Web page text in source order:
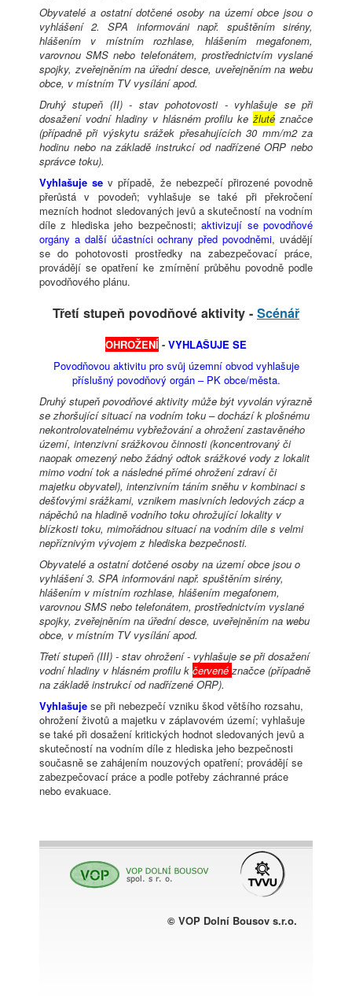
Obyvatelé a ostatní dotčené osoby na území obce jsou o
vyhlášení 2. SPA informováni např. spuštěním sirény,
hlášením v místním rozhlase, hlášením megafonem,
varovnou SMS nebo telefonátem, prostřednictvím vyslané
spojky, zveřejněním na úřední desce, uveřejněním na webu
obce, v místním TV vysílání apod.
Druhý stupeň (II) - stav pohotovosti - vyhlašuje se při
dosažení vodní hladiny v hlásném profilu kežluté značce
(případně při výskytu srážek přesahujících 30 mm/m2 za
hodinu nebo na základě instrukcí od nadřízené ORP nebo
správce toku).
Vyhlašuje se v případě, že nebezpečí přirozené povodně
přerůstá v povodeň; vyhlašuje se také při překročení
mezních hodnot sledovaných jevů a skutečností na vodním
díle z hlediska jeho bezpečnosti;aktivizují se povodňové
orgány a další účastníci ochrany před povodněmi, uvádějí
se do pohotovosti prostředky na zabezpečovací práce,
provádějí se opatření ke zmírnění průběhu povodně podle
povodňového plánu.
Třetí stupeň povodňové aktivity - Scénář
OHROŽENÍ - VYHLAŠUJE SE
Povodňovou aktivitu pro svůj územní obvod vyhlašuje
příslušný povodňový orgán – PK obce/města.
Druhý stupeň povodňové aktivity může být vyvolán výrazně
se zhoršující situací na vodním toku – dochází k plošnému
nekontrolovatelnému vybřežování a ohrožení zastavěného
území, intenzivní srážkovou činnosti (koncentrovaný či
naopak omezený nebo žádný odtok srážkové vody z lokalit
mimo vodní tok a následné přímé ohrožení zdraví či
majetku obyvatel), intenzivním táním sněhu v kombinaci s
dešťovými srážkami, vznikem masivních ledových zácp a
nápěchů na hladině vodního toku ohrožující lokality v
blízkosti toku, mimořádnou situací na vodním díle s velmi
nepříznivým vývojem z hlediska bezpečnosti.
Obyvatelé a ostatní dotčené osoby na území obce jsou o
vyhlášení 3. SPA informováni např. spuštěním sirény,
hlášením v místním rozhlase, hlášením megafonem,
varovnou SMS nebo telefonátem, prostřednictvím vyslané
spojky, zveřejněním na úřední desce, uveřejněním na webu
obce, v místním TV vysílání apod.
Třetí stupeň (III) - stav ohrožení - vyhlašuje se při dosažení
vodní hladiny v hlásném profilu k červenéznačce (případně
na základě instrukcí od nadřízené ORP).
Vyhlašuje se při nebezpečí vzniku škod většího rozsahu,
ohrožení životů a majetku v záplavovém území; vyhlašuje
se také při dosažení kritických hodnot sledovaných jevů a
skutečností na vodním díle z hlediska jeho bezpečnosti
současně se zahájením nouzových opatření; provádějí se
zabezpečovací práce a podle potřeby záchranné práce
nebo evakuace.
© VOP Dolní Bousov s.r.o.